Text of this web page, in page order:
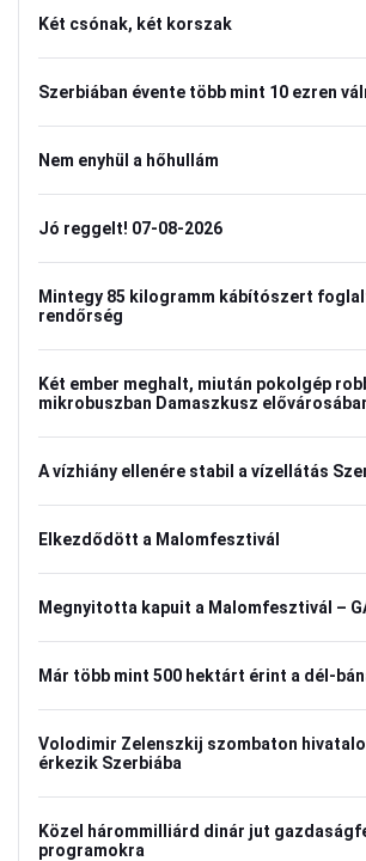
Két csónak, két korszak
Szerbiában évente több mint 10 ezren
Nem enyhül a hőhullám
Jó reggelt! 07-08-2026
Mintegy 85 kilogramm kábítószert
rendőrség
Két ember meghalt, miután pokolgép
mikrobuszban Damaszkusz
A vízhiány ellenére stabil a vízellátás
Elkezdődött a Malomfesztivál
Megnyitotta kapuit a Malomfesztivál –
Már több mint 500 hektárt érint a dél-
Volodimir Zelenszkij szombaton
érkezik Szerbiába
Közel hárommilliárd dinár jut
programokra